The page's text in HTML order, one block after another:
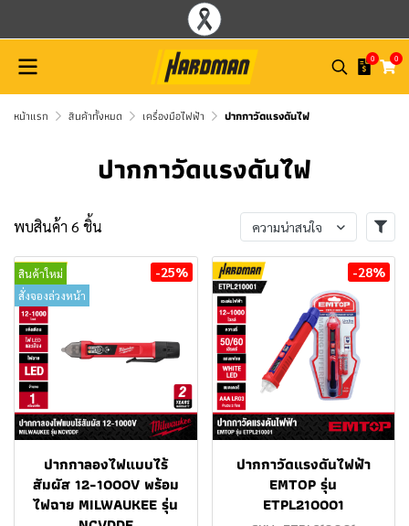
0 0
หน้าแรก สินค้าทั้งหมด เครื่องมือไฟฟ้า ปากกาวัดแรงดันไฟ
ปากกาวัดแรงดันไฟ
พบสินค้า 6 ชิ้น ความน่าสนใจ
สินค้าใหม่
สั่งจองล่วงหน้า
-25%
ปากกาลองไฟแบบไร้
สัมผัส 12-1000V พร้อม
ไฟฉาย MILWAUKEE รุ่น
-28%
ปากกาวัดแรงดันไฟฟ้า
EMTOP รุ่น
ETPL210001